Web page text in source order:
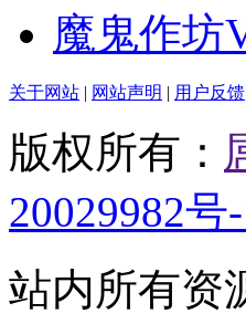
魔鬼作坊
关于网站 | 网站声明 | 用户反馈
版权所有：
20029982号
站内所有资